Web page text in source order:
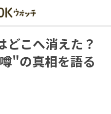
どこへ消えた？
"の真相を語る